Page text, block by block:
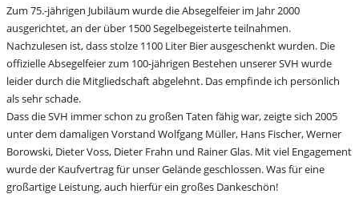
Zum 75.-jährigen Jubiläum wurde die Absegelfeier im Jahr 2000
ausgerichtet, an der über 1500 Segelbegeisterte teilnahmen.
Nachzulesen ist, dass stolze 1100 Liter Bier ausgeschenkt wurden. Die
offizielle Absegelfeier zum 100-jährigen Bestehen unserer SVH wurde
leider durch die Mitgliedschaft abgelehnt. Das empfinde ich persönlich
als sehr schade.
Dass die SVH immer schon zu großen Taten fähig war, zeigte sich 2005
unter dem damaligen Vorstand Wolfgang Müller, Hans Fischer, Werner
Borowski, Dieter Voss, Dieter Frahn und Rainer Glas. Mit viel Engagement
wurde der Kaufvertrag für unser Gelände geschlossen. Was für eine
großartige Leistung, auch hierfür ein großes Dankeschön!